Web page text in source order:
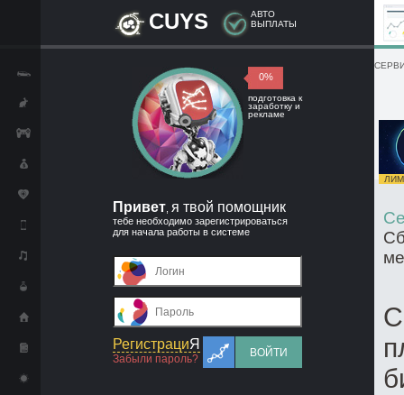
CUYS
АВТО
ВЫПЛАТЫ
0%
подготовка к
заработку и
рекламе
Привет я твой помощник
тебе необходимо зарегистрироваться
для начала работы в системе
РегистрациЯ
Забыли пароль?
ВОЙТИ